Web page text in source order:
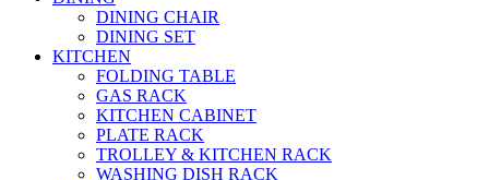
DINING CHAIR
DINING SET
KITCHEN
FOLDING TABLE
GAS RACK
KITCHEN CABINET
PLATE RACK
TROLLEY & KITCHEN RACK
WASHING DISH RACK